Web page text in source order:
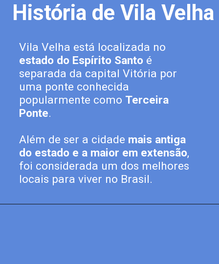
História de Vila Velha
estado do Espírito Santo é
separada da capital Vitória por
uma ponte conhecida
popularmente como Terceira
Ponte.
Além de ser a cidade mais antiga
do estado e a maior em extensão,
foi considerada um dos melhores
locais para viver no Brasil.